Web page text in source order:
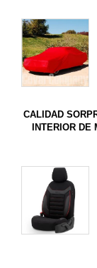
CALIDAD
INTERIOR